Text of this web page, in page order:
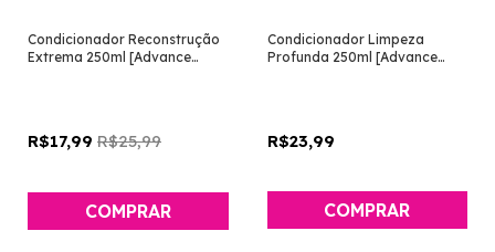
Condicionador Reconstrução
Extrema 250ml [Advance
R$17,99 R$25,99
Condicionador Limpeza
Profunda 250ml [Advance
R$23,99